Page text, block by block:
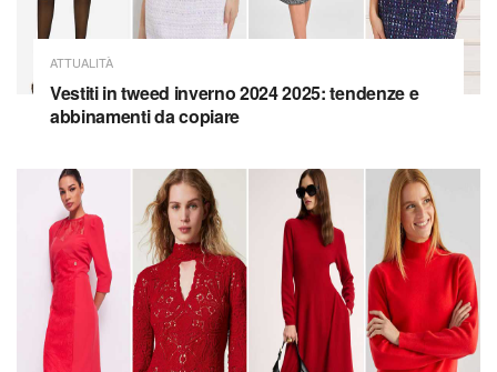
ATTUALITÀ
Vestiti in tweed inverno 2024 2025: tendenze e
abbinamenti da copiare